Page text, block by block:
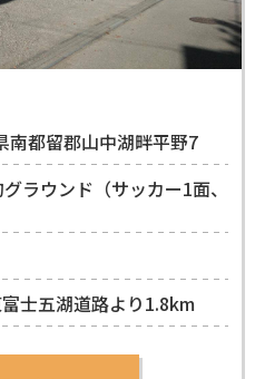
都留郡山中湖畔平野7
ラウンド（サッカー1面、
士五湖道路より1.8km